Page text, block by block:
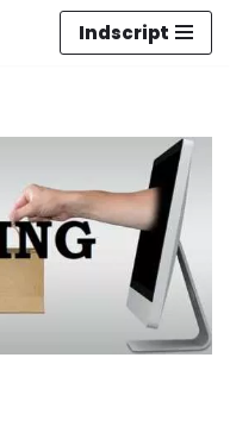
Indscript